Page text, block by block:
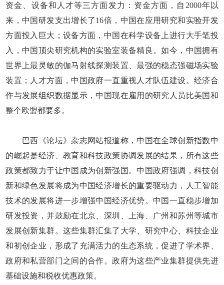
资金、设备和人才等三方面发力：资金方面，自2000年以
来，中国研发支出增长了16倍，中国在应用研究和实验开发
方面投入巨大；设备方面，中国在科学设备上进行大手笔投
入，中国顶尖研究机构的实验室装备精良。如今，中国拥有
世界上最灵敏的伽马射线探测装置、最强的稳态强磁场实验
装置；人才方面，中国政府一直重视人才队伍建设。经济合
作与发展组织数据显示，中国现在雇用的研究人员比美国和
整个欧盟都要多。
巴西《论坛》杂志网站报道称，中国在全球创新指数中
的崛起是经济、教育和科技政策协调发展的结果，所有这些
政策都致力于让中国成为创新强国。中国政府强调，科技创
新和绿色发展将成为中国经济增长的重要驱动力，人工智能
技术的发展将进一步增强中国经济优势。中国一直稳步增加
研发投资，并鼓励在北京、深圳、上海、广州和苏州等城市
发展创新集群。这些集群汇集了大学、研究中心、科技企业
和初创企业，形成了充满活力的生态系统，促进了学术界、
政府和私营部门之间的合作。政府为这些产业集群提供先进
基础设施和税收优惠政策。